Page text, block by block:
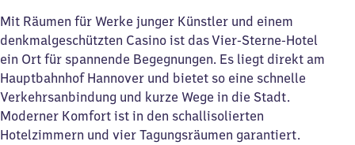
Mit Räumen für Werke junger Künstler und einem
denkmalgeschützten Casino ist das Vier-Sterne-Hotel
ein Ort für spannende Begegnungen. Es liegt direkt am
Hauptbahnhof Hannover und bietet so eine schnelle
Verkehrsanbindung und kurze Wege in die Stadt.
Moderner Komfort ist in den schallisolierten
Hotelzimmern und vier Tagungsräumen garantiert.